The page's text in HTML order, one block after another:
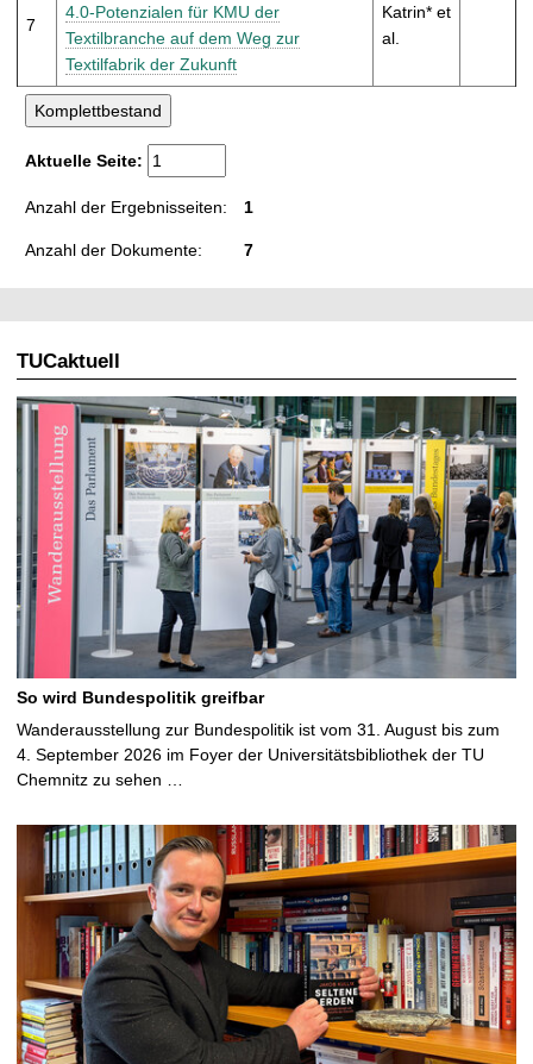
7
4.0-Potenzialen für KMU der
Textilbranche auf dem Weg zur
Textilfabrik der Zukunft
Katrin* et
al.
Aktuelle Seite:
Anzahl der Ergebnisseiten: 1
Anzahl der Dokumente: 7
TUCaktuell
So wird Bundespolitik greifbar
Wanderausstellung zur Bundespolitik ist vom 31. August bis zum
4. September 2026 im Foyer der Universitätsbibliothek der TU
Chemnitz zu sehen …